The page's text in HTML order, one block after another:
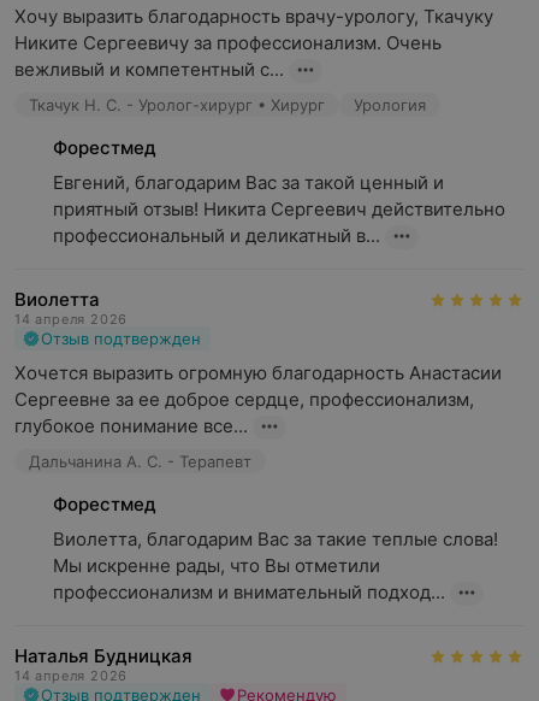
Хочу выразить благодарность врачу-урологу, Ткачуку
Никите Сергеевичу за профессионализм. Очень
вежливый и компетентный с...
Ткачук Н. С. - Уролог-хирург • Хирург Урология
Форестмед
Евгений, благодарим Вас за такой ценный и
приятный отзыв! Никита Сергеевич действительно
профессиональный и деликатный в...
Виолетта
14 апреля 2026
Отзыв подтвержден
Хочется выразить огромную благодарность Анастасии
Сергеевне за ее доброе сердце, профессионализм,
глубокое понимание все...
Дальчанина А. С. - Терапевт
Форестмед
Виолетта, благодарим Вас за такие теплые слова!
Мы искренне рады, что Вы отметили
профессионализм и внимательный подход...
Наталья Будницкая
14 апреля 2026
Отзыв подтвержден Рекомендую